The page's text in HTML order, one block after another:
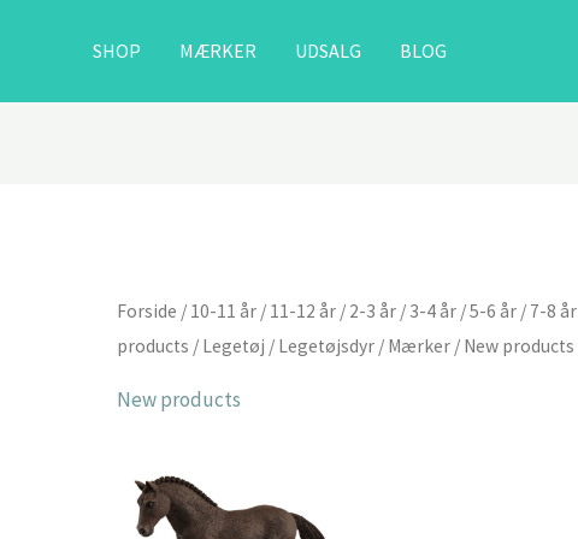
SHOP MÆRKER UDSALG BLOG
Forside / 10-11 år / 11-12 år / 2-3 år / 3-4 år /5-6 år / 7-8 år
products / Legetøj / Legetøjsdyr / Mærker / New products
New products